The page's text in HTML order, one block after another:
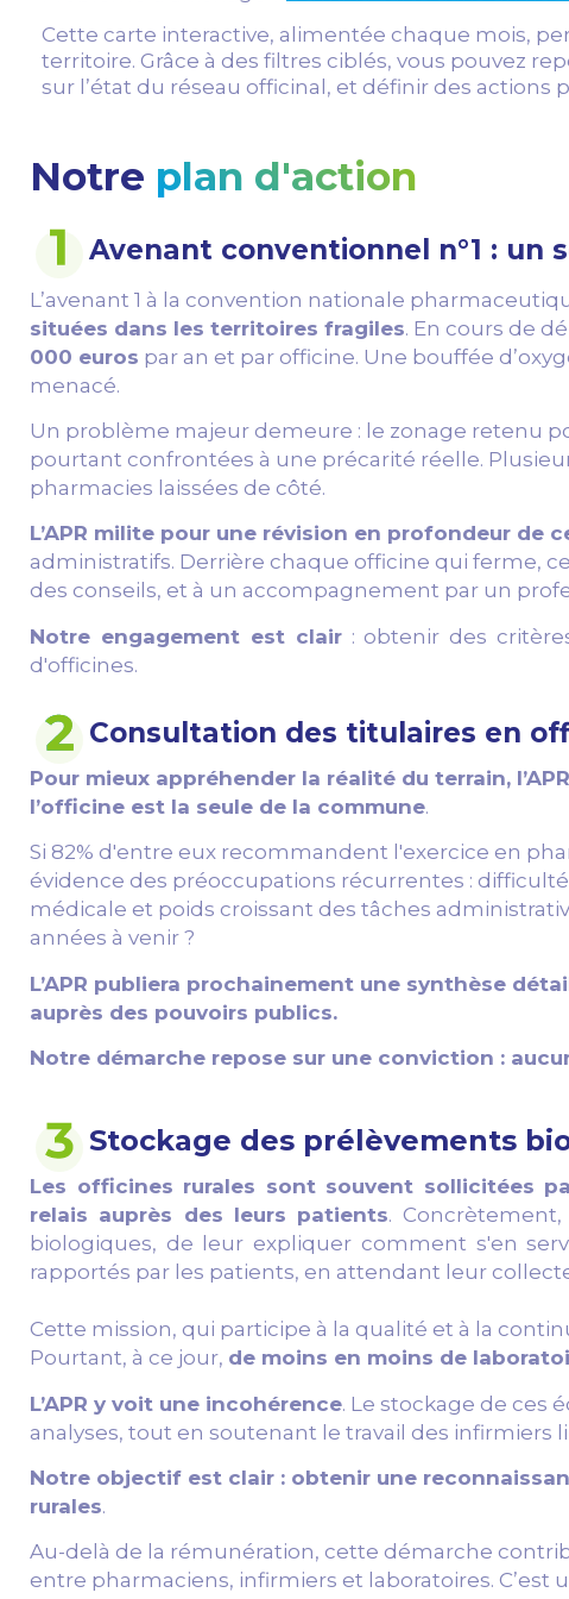
Cette carte interactive, alimentée chaque mois,
territoire. Grâce à des filtres ciblés, vous pouvez
sur l’état du réseau officinal, et définir des actions
Notre plan d'action
Avenant conventionnel n°1 : un
L’avenant 1 à la convention nationale
situées dans les territoires fragiles. En cours de
000 euros par an et par officine. Une bouffée
menacé.
Un problème majeur demeure : le zonage retenu
pourtant confrontées à une précarité réelle.
pharmacies laissées de côté.
L’APR milite pour une révision en profondeur de
administratifs. Derrière chaque officine qui ferme,
des conseils, et à un accompagnement par un
Notre engagement est clair: obtenir des
d'officines.
Consultation des titulaires en
Pour mieux appréhender la réalité du terrain,
l’officine est la seule de la commune.
Si 82% d'entre eux recommandent l'exercice en
évidence des préoccupations récurrentes :
médicale et poids croissant des tâches
années à venir ?
L’APR publiera prochainement une synthèse
auprès des pouvoirs publics.
Notre démarche repose sur une conviction :
Stockage des prélèvements
Les officines rurales sont souvent sollicitées
relais auprès des leurs patients.
biologiques, de leur expliquer comment s'en
rapportés par les patients, en attendant leur
Cette mission, qui participe à la qualité et à la
Pourtant, à ce jour, de moins en moins de
L’APR y voit une incohérence. Le stockage de ces
analyses, tout en soutenant le travail des infirmiers
Notre objectif est clair : obtenir une
rurales.
Au-delà de la rémunération, cette démarche
entre pharmaciens, infirmiers et laboratoires.